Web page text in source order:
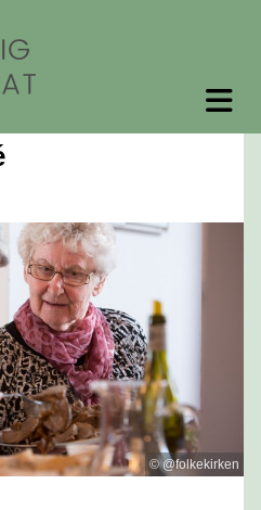
© @folkekirken